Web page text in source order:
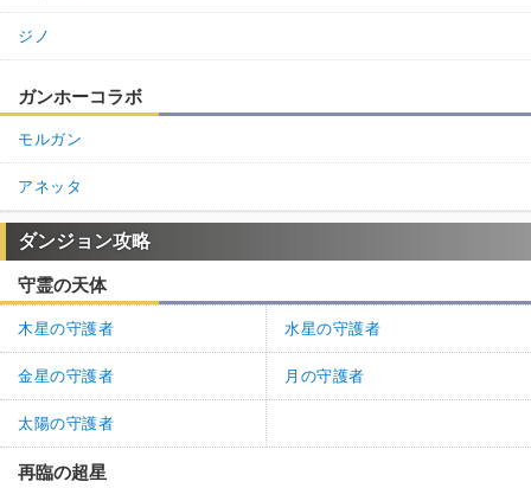
ジノ
ガンホーコラボ
モルガン
アネッタ
ダンジョン攻略
守霊の天体
木星の守護者 水星の守護者
金星の守護者 月の守護者
太陽の守護者
再臨の超星